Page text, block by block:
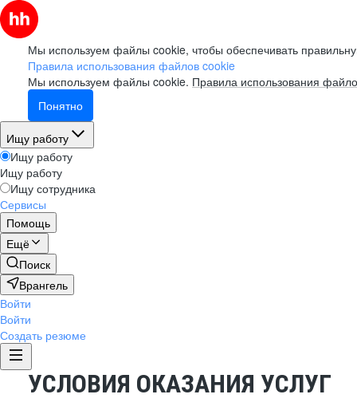
Мы используем файлы cookie, чтобы обеспечивать
Правила использования файлов cookie
Мы используем файлы cookie. Правила использования
Понятно
Ищу работу
Ищу работу
Ищу работу
Ищу сотрудника
Сервисы
Помощь
Ещё
Поиск
Врангель
Войти
Войти
Создать резюме
УСЛОВИЯ ОКАЗАНИЯ УСЛУГ